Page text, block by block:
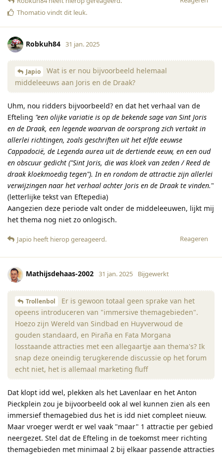
Thomatio vindt dit leuk.
Robkuh84 31 jan. 2025
Japio
Wat is er nou bijvoorbeeld helemaal
middeleeuws aan Joris en de Draak?
Uhm, nou ridders bijvoorbeeld? en dat het verhaal van de
Efteling "een olijke variatie is op de bekende sage van Sint Joris
en de Draak, een legende waarvan de oorsprong zich vertakt in
allerlei richtingen, zoals geschriften uit het elfde eeuwse
Cappadocië, de Legenda aurea uit de dertiende eeuw, en een oud
en obscuur gedicht ("Sint Joris, die was kloek van zeden / Reed de
draak kloekmoedig tegen"). In en rondom de attractie zijn allerlei
verwijzingen naar het verhaal achter Joris en de Draak te vinden."
(letterlijke tekst van Eftepedia)
Aangezien deze periode valt onder de middeleeuwen, lijkt mij
het thema nog niet zo onlogisch.
Reageren
Japio heeft hierop gereageerd.
Mathijsdehaas-2002 31 jan. 2025 Bijgewerkt
Trollenbol
Er is gewoon totaal geen sprake van het
opeens introduceren van "immersive themagebieden".
Hoezo zijn Wereld van Sindbad en Huyverwoud de
gouden standaard, en Piraña en Fata Morgana
losstaande attracties met een allegaartje aan thema's? Ik
snap deze oneindig terugkerende discussie op het forum
echt niet, het is allemaal marketing fluff
Dat klopt idd wel, plekken als het Lavenlaar en het Anton
Pieckplein zou je bijvoorbeeld ook al wel kunnen zien als een
immersief themagebied dus het is idd niet compleet nieuw.
Maar vroeger werdt er wel vaak "maar" 1 attractie per gebied
neergezet. Stel dat de Efteling in de toekomst meer richting
themagebieden met minimaal 2 bij elkaar passende attracties